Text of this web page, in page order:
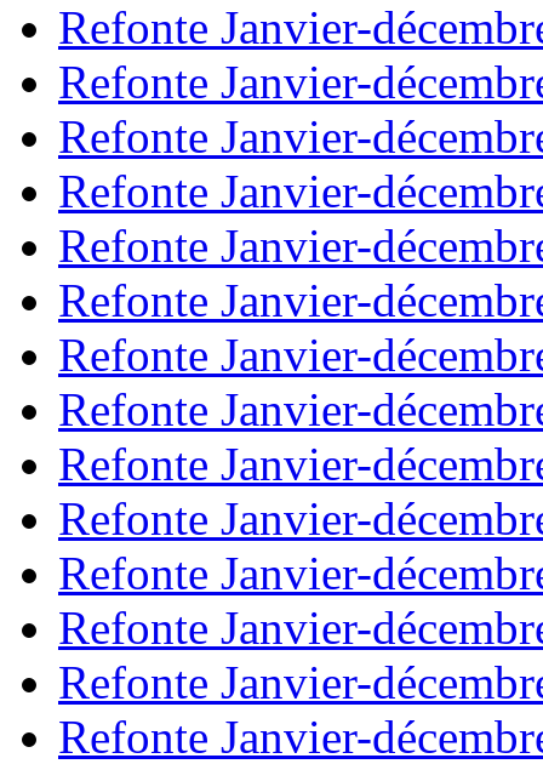
Refonte Janvier-
Refonte Janvier-
Refonte Janvier-
Refonte Janvier-
Refonte Janvier-
Refonte Janvier-
Refonte Janvier-
Refonte Janvier-
Refonte Janvier-
Refonte Janvier-
Refonte Janvier-
Refonte Janvier-
Refonte Janvier-
Refonte Janvier-